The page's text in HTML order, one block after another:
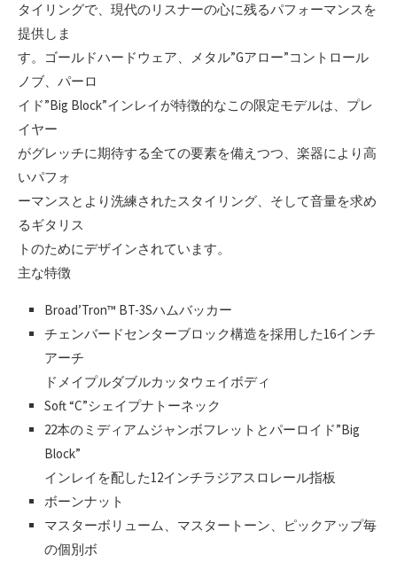
タイリングで、現代のリスナーの心に残るパフォーマンスを
提供しま
す。ゴールドハードウェア、メタル”Gアロー”コントロール
ノブ、パーロ
イド”Big Block”インレイが特徴的なこの限定モデルは、プレ
イヤー
がグレッチに期待する全ての要素を備えつつ、楽器により高
いパフォ
ーマンスとより洗練されたスタイリング、そして音量を求め
るギタリス
トのためにデザインされています。
主な特徴
Broad’Tron™ BT-3Sハムバッカー
チェンバードセンターブロック構造を採用した16インチ
アーチ
ドメイプルダブルカッタウェイボディ
Soft “C”シェイプナトーネック
22本のミディアムジャンボフレットとパーロイド”Big
Block”
インレイを配した12インチラジアスロレール指板
ボーンナット
マスターボリューム、マスタートーン、ピックアップ毎
の個別ボ